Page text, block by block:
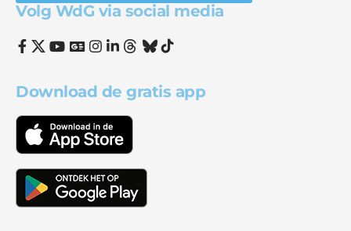
Volg WdG via social media
Download de gratis app